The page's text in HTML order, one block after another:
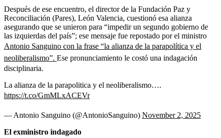
Después de ese encuentro, el director de la Fundación Paz y
Reconciliación (Pares), León Valencia, cuestionó esa alianza
asegurando que se unieron para “impedir un segundo gobierno de
las izquierdas del país”; ese mensaje fue repostado por el ministro
Antonio Sanguino con la frase “la alianza de la parapolítica y el
neoliberalismo”. Ese pronunciamiento le costó una indagación
disciplinaria.
La alianza de la parapolitica y el neoliberalismo….
https://t.co/GmMLxACEVr
— Antonio Sanguino (@AntonioSanguino) November 2, 2025
El exministro indagado